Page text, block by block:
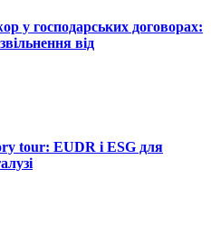
господарських договорах:
від
tour: EUDR і ESG для